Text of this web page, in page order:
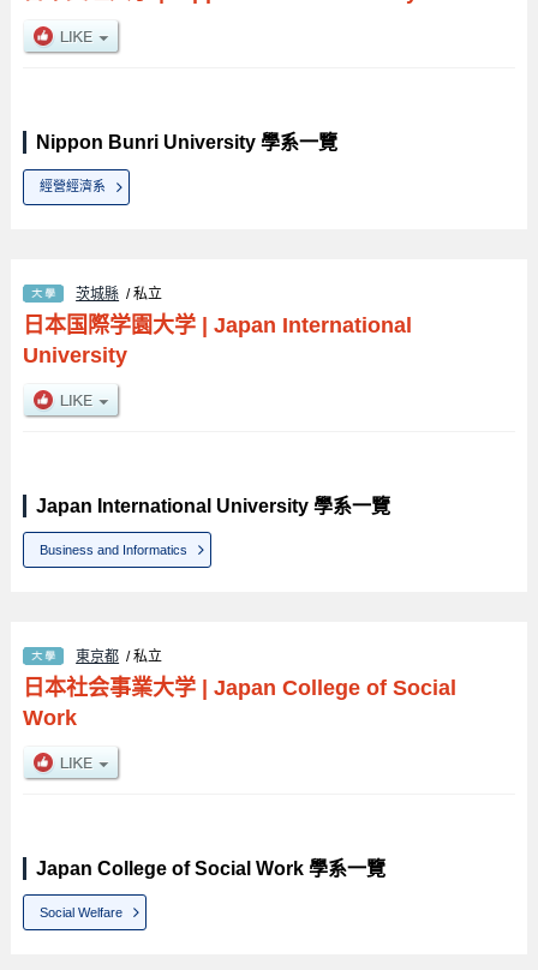
Nippon Bunri University 學系一覽
經營經濟系
茨城縣 / 私立
日本国際学園大学| Japan International
University
Japan International University 學系一覽
Business and Informatics
東京都 / 私立
日本社会事業大学| Japan College of Social
Work
Japan College of Social Work 學系一覽
Social Welfare